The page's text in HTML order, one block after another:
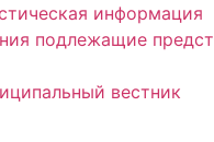
информация
подлежащие
вестник